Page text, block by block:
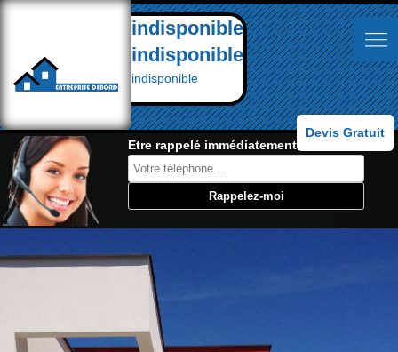
indisponible
indisponible
indisponible
Devis Gratuit
Etre rappelé immédiatement: